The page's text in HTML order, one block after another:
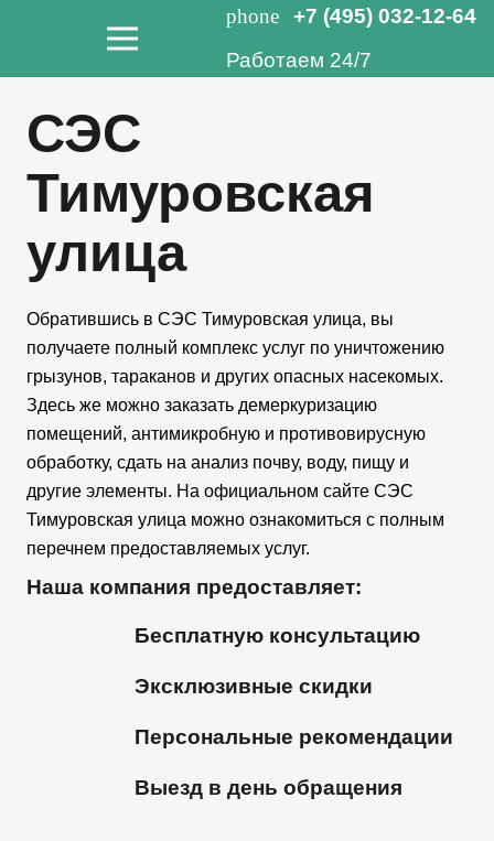
phone
+7 (495) 032-12-64
Работаем 24/7
СЭС
Тимуровская
улица
Обратившись в СЭС Тимуровская улица, вы
получаете полный комплекс услуг по уничтожению
грызунов, тараканов и других опасных насекомых.
Здесь же можно заказать демеркуризацию
помещений, антимикробную и противовирусную
обработку, сдать на анализ почву, воду, пищу и
другие элементы. На официальном сайте СЭС
Тимуровская улица можно ознакомиться с полным
перечнем предоставляемых услуг.
Наша компания предоставляет:
Бесплатную консультацию
Эксклюзивные скидки
Персональные рекомендации
Выезд в день обращения